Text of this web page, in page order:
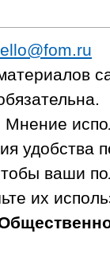
удобства
ваши
их